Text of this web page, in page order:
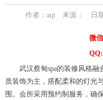
作者：aqi 来源： 日
微
武汉蔡甸spa的装修风格融
质装饰为主，搭配柔和的灯光
围。会所采用预约制服务，确